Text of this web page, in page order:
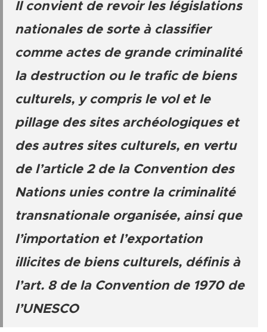
Il convient de revoir les législations
nationales de sorte à classifier
comme actes de grande criminalité
la destruction ou le trafic de biens
culturels, y compris le vol et le
pillage des sites archéologiques et
des autres sites culturels, en vertu
de l’article 2 de la Convention des
Nations unies contre la criminalité
transnationale organisée, ainsi que
l’importation et l’exportation
illicites de biens culturels, définis à
l’art. 8 de la Convention de 1970 de
l’UNESCO